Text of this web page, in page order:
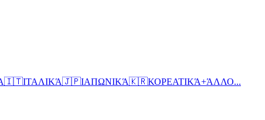
🇮🇹ΙΤΑΛΙΚΆ🇯🇵ΙΑΠΩΝΙΚΆ🇰🇷ΚΟΡΕΑΤΙΚΆ+ΆΛΛΟ...